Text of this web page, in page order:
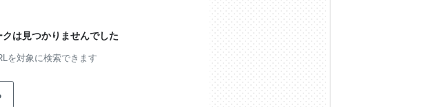
は見つかりませんでした
を対象に検索できます